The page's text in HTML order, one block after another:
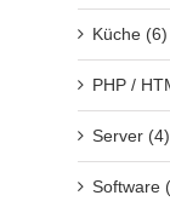
Küche (6)
PHP /
Server (4)
Software